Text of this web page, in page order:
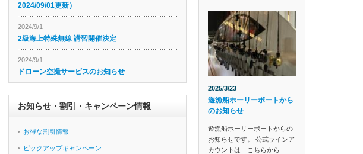
2024/09/01更新）
2024/9/1
2級海上特殊無線 講習開催決定
2024/9/1
ドローン空撮サービスのお知らせ
お知らせ・割引・キャンペーン情報
お得な割引情報
ピックアップキャンペーン
2025/3/23
遊漁船ホーリーボートから
のお知らせ
遊漁船ホーリーボートからの
お知らせです。 公式ラインア
カウントは こちらから